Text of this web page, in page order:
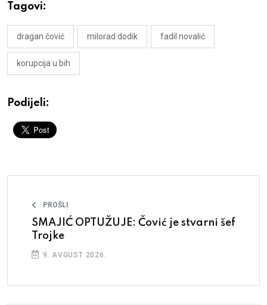
Tagovi:
dragan čović milorad dodik fadil novalić
korupcija u bih
Podijeli:
PROŠLI
SMAJIĆ OPTUŽUJE: Čović je stvarni šef
Trojke
9. AVGUST 2026.